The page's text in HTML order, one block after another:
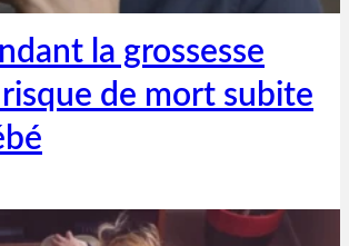
la grossesse
de mort subite